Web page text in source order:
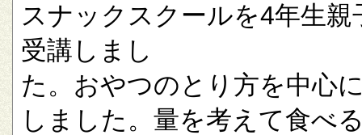
スナックスクールを4年生親
受講しまし
た。おやつのとり方を中心
しました。量を考えて食べ